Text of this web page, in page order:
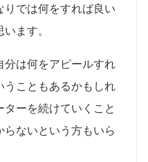
りでは何をすれば良い
ます。
分は何をアピールすれ
うこともあるかもしれ
ーを続けていくこと
ないという方もいら